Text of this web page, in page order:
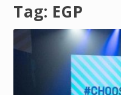
Tag: EGP